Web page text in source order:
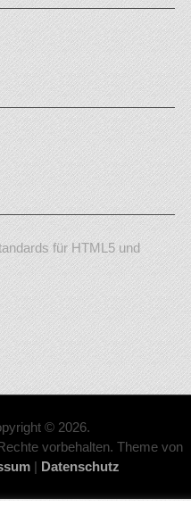
für HTML5 und
© 2026.
vorbehalten. Theme von
| Datenschutz